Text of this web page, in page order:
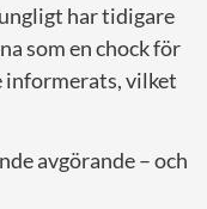
har tidigare
som en chock för
informerats, vilket
avgörande – och